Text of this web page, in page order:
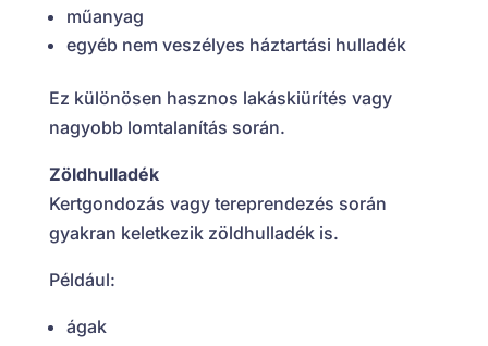
műanyag
egyéb nem veszélyes háztartási hulladék
Ez különösen hasznos lakáskiürítés vagy
nagyobb lomtalanítás során.
Zöldhulladék
Kertgondozás vagy tereprendezés során
gyakran keletkezik zöldhulladék is.
Például:
ágak